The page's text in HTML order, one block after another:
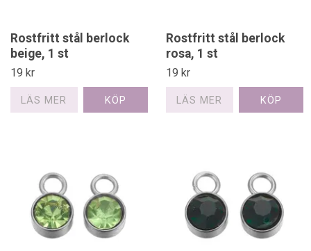
Rostfritt stål berlock
beige, 1 st
19 kr
LÄS MER
Rostfritt stål berlock
rosa, 1 st
19 kr
LÄS MER